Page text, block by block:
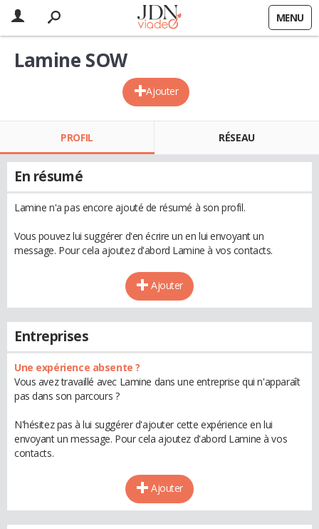
MENU
Ajouter
Lamine SOW
PROFIL RÉSEAU
En résumé
Lamine n'a pas encore ajouté de résumé à son profil.
Vous pouvez lui suggérer d'en écrire un en lui envoyant un
message. Pour cela ajoutez d'abord Lamine à vos contacts.
Ajouter
Entreprises
Une expérience absente ?
Vous avez travaillé avec Lamine dans une entreprise qui n'apparaît
pas dans son parcours ?
N'hésitez pas à lui suggérer d'ajouter cette expérience en lui
envoyant un message. Pour cela ajoutez d'abord Lamine à vos
contacts.
Ajouter